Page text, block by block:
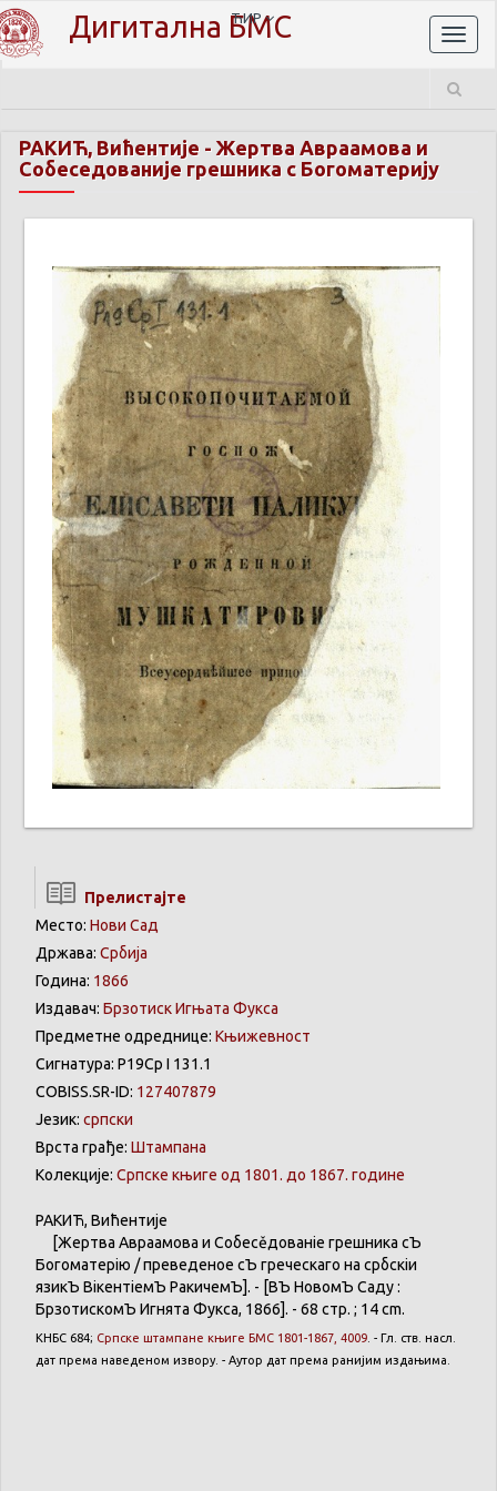
Дигитална БМС
ЋИР
РАКИЋ, Вићентије - Жертва Авраамова и
Собесeдованије грешника с Богоматерију
Прелистајте
Место: Нови Сад
Држава: Србија
Година: 1866
Издавач: Брзотиск Игњата Фукса
Предметне одреднице: Књижевност
Сигнатура: Р19Ср I 131.1
COBISS.SR-ID: 127407879
Језик: српски
Врста грађе: Штампана
Колекције: Српске књиге од 1801. до 1867. године
РАКИЋ, Вићентије
[Жертва Авраамова и Собесěдованіе грешника сЪ
Богоматерію /преведеное сЪ греческаго на србскіи
язикЪ ВікентіемЪ РакичемЪ]. - [ВЪ НовомЪ Саду:
БрзотискомЪ Игнята Фукса, 1866]. - 68 стр. ; 14 cm.
КНБС 684; Српске штампане књиге БМС 1801-1867, 4009. - Гл. ств. насл.
дат према наведеном извору. - Аутор дат према ранијим издањима.